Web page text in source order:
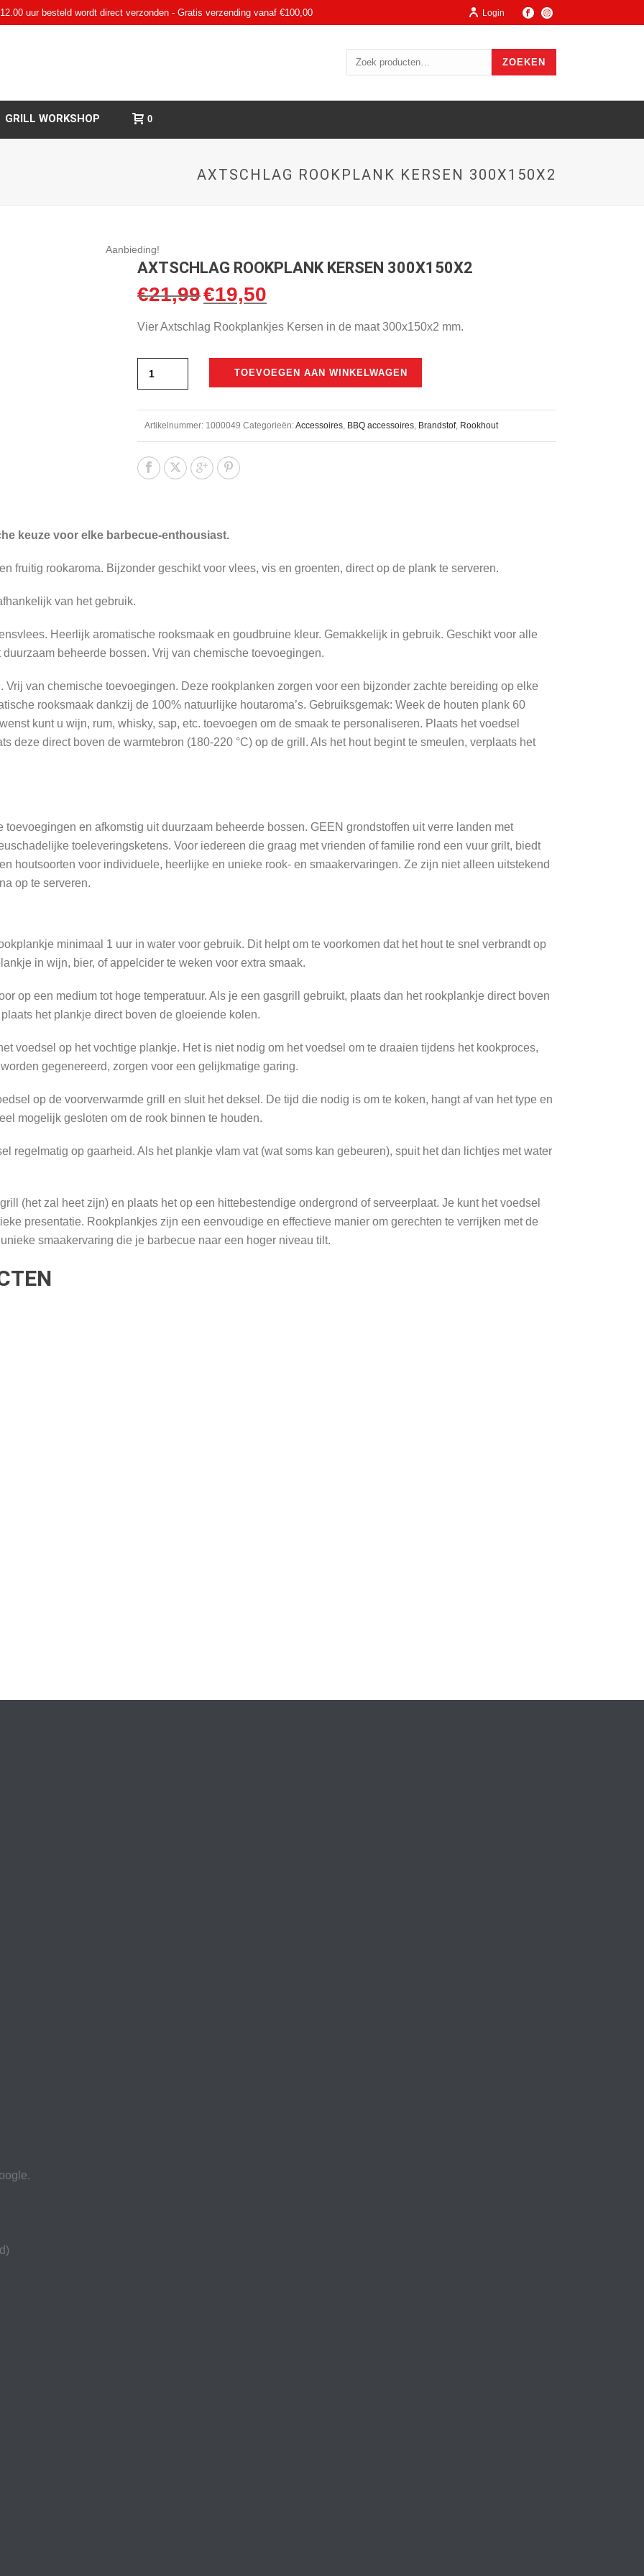
uur besteld wordt direct verzonden - Gratis verzending vanaf €100,00 Login
ZOEKEN
GRILL WORKSHOP 0
AXTSCHLAG ROOKPLANK KERSEN 300X150X2
Aanbieding!
AXTSCHLAG ROOKPLANK KERSEN 300X150X2
€21,99 Oorspronkelijke
was:
€19,50
is:
Vier Axtschlag Rookplankjes Kersen in de maat 300x150x2 mm.
TOEVOEGEN AAN WINKELWAGEN
Artikelnummer: 1000049 Categorieën:Accessoires, BBQ accessoires, Brandstof, Rookhout
keuze voor elke barbecue-enthousiast.
fruitig rookaroma. Bijzonder geschikt voor vlees, vis en groenten, direct op de plank te serveren.
van het gebruik.
Heerlijk aromatische rooksmaak en goudbruine kleur. Gemakkelijk in gebruik. Geschikt voor alle
beheerde bossen. Vrij van chemische toevoegingen.
Vrij van chemische toevoegingen. Deze rookplanken zorgen voor een bijzonder zachte bereiding op elke
rooksmaak dankzij de 100% natuurlijke houtaroma’s. Gebruiksgemak: Week de houten plank 60
kunt u wijn, rum, whisky, sap, etc. toevoegen om de smaak te personaliseren. Plaats het voedsel
deze direct boven de warmtebron (180-220 °C) op de grill. Als het hout begint te smeulen, verplaats het
en afkomstig uit duurzaam beheerde bossen. GEEN grondstoffen uit verre landen met
toeleveringsketens. Voor iedereen die graag met vrienden of familie rond een vuur grilt, biedt
houtsoorten voor individuele, heerlijke en unieke rook- en smaakervaringen. Ze zijn niet alleen uitstekend
op te serveren.
minimaal 1 uur in water voor gebruik. Dit helpt om te voorkomen dat het hout te snel verbrandt op
in wijn, bier, of appelcider te weken voor extra smaak.
op een medium tot hoge temperatuur. Als je een gasgrill gebruikt, plaats dan het rookplankje direct boven
het plankje direct boven de gloeiende kolen.
voedsel op het vochtige plankje. Het is niet nodig om het voedsel om te draaien tijdens het kookproces,
gegenereerd, zorgen voor een gelijkmatige garing.
op de voorverwarmde grill en sluit het deksel. De tijd die nodig is om te koken, hangt af van het type en
mogelijk gesloten om de rook binnen te houden.
regelmatig op gaarheid. Als het plankje vlam vat (wat soms kan gebeuren), spuit het dan lichtjes met water
(het zal heet zijn) en plaats het op een hittebestendige ondergrond of serveerplaat. Je kunt het voedsel
presentatie. Rookplankjes zijn een eenvoudige en effectieve manier om gerechten te verrijken met de
smaakervaring die je barbecue naar een hoger niveau tilt.